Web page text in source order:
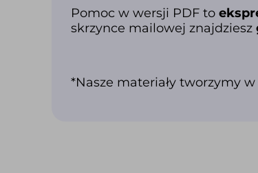
Pomoc w wersji PDF to
skrzynce mailowej znajdziesz
*Nasze materiały tworzymy